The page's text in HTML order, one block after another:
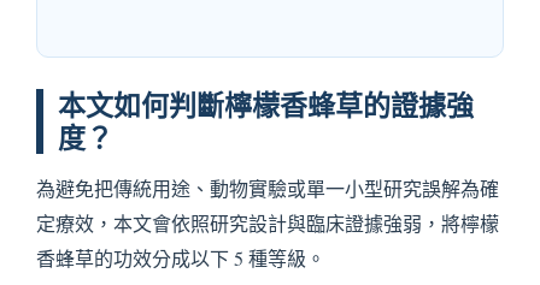
本文如何判斷檸檬香蜂草的證據強
度？
為避免把傳統用途、動物實驗或單一小型研究誤解為確
定療效，本文會依照研究設計與臨床證據強弱，將檸檬
香蜂草的功效分成以下 5 種等級。